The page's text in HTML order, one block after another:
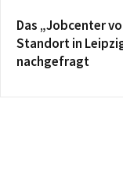
Das „Jobcenter
Standort in
nachgefragt